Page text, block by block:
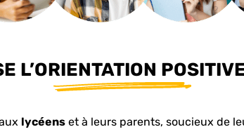
L’ORIENTATION
lycéens et à leurs parents, soucieux de